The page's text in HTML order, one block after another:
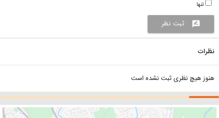
تنها
rate_review ثبت نظر
نظرات
هنوز هیچ نظری ثبت نشده است